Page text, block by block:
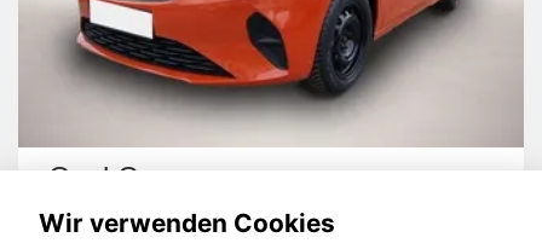
Wir verwenden Cookies